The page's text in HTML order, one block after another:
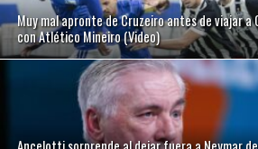
Muy mal apronte de Cruzeiro antes de viajar a
con Atlético Mineiro (Video)